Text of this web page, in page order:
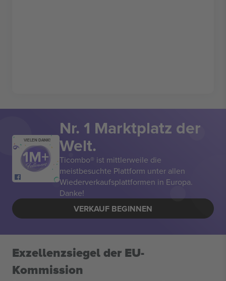
VIELEN DANK!
Nr. 1 Marktplatz der
Welt.
Ticombo® ist mittlerweile die
meistbesuchte Plattform unter allen
Wiederverkaufsplattformen in Europa.
Danke!
VERKAUF BEGINNEN
Exzellenzsiegel der EU-
Kommission